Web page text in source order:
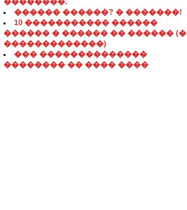
������ ������? � �������!
10 ����������� ������
������ � ������ �� ������ (�
�������������)
��� ��������������
�������� �� ���� ����